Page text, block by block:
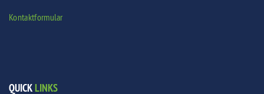
Kontaktformular
QUICKLINKS